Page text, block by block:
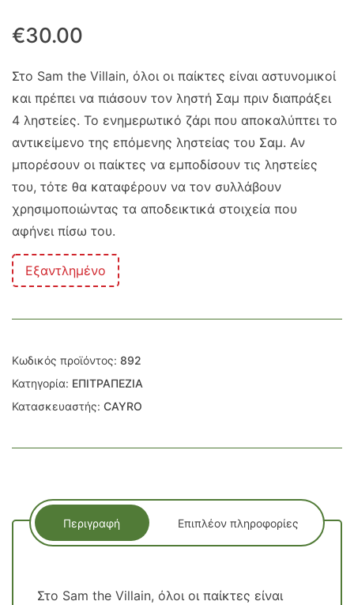
€30.00
Στο Sam the Villain, όλοι οι παίκτες είναι αστυνoμικοί
και πρέπει να πιάσουν τον ληστή Σαμ πριν διαπράξει
4 ληστείες. Το ενημερωτικό ζάρι που αποκαλύπτει το
αντικείμενο της επόμενης ληστείας του Σαμ. Αν
μπορέσουν οι παίκτες να εμποδίσουν τις ληστείες
του, τότε θα καταφέρουν να τον συλλάβουν
χρησιμοποιώντας τα αποδεικτικά στοιχεία που
αφήνει πίσω του.
Εξαντλημένο
Κωδικός προϊόντος: 892
Κατηγορία: ΕΠΙΤΡΑΠΕΖΙΑ
Κατασκευαστής: CAYRO
Περιγραφή Επιπλέον πληροφορίες
Στο Sam the Villain, όλοι οι παίκτες είναι